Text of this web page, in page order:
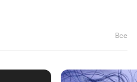
Все